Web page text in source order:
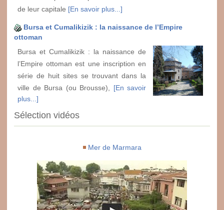
de leur capitale [En savoir plus...]
Bursa et Cumalikizik : la naissance de l’Empire
ottoman
Bursa et Cumalikizik : la naissance de
l’Empire ottoman est une inscription en
série de huit sites se trouvant dans la
ville de Bursa (ou Brousse), [En savoir
plus...]
Sélection vidéos
Mer de Marmara